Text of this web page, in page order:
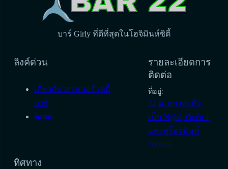
บาร์ Girly ที่ดีที่สุดในโฮจิมินห์ซิตี้
ลิงค์ด่วน
เกี่ยวกับ อาวเวอร์ เลดี้
บาร์
ติดต่อ
รายละเอียดการ
ติดต่อ
ที่อยู่:
22 ด. ฮุ่ย ถุก คัง
เบ็น Nghé, Quến 1
แทงฟู่โฮจิมินห์
700000
ทิศทาง